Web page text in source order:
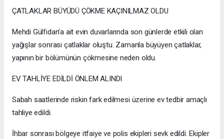
ÇATLAKLAR BÜYÜDÜ ÇÖKME KAÇINILMAZ OLDU
Mehdi Gülfidan’a ait evin duvarlarında son günlerde etkili olan
yağışlar sonrası çatlaklar oluştu. Zamanla büyüyen çatlaklar,
yapının bir bölümünün çökmesine neden oldu.
EV TAHLİYE EDİLDİ ÖNLEM ALINDI
Sabah saatlerinde riskin fark edilmesi üzerine ev tedbir amaçlı
tahliye edildi.
İhbar sonrası bölgeye itfaiye ve polis ekipleri sevk edildi. Ekipler